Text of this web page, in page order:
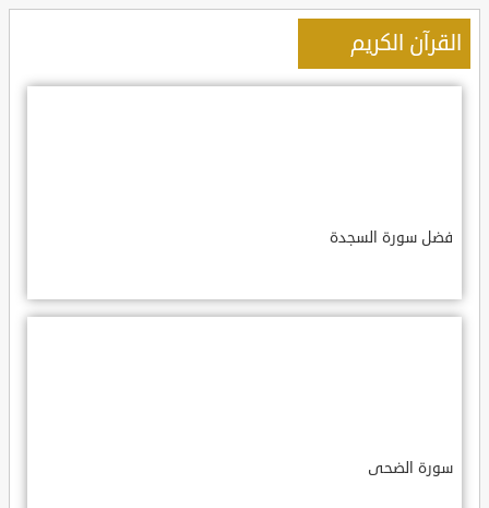
القرآن الكريم
فضل سورة السجدة
سورة الضحى